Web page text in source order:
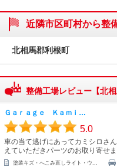
近隣市区町村から整
北相馬郡利根町
整備工場レビュー【北相
Ｇａｒａｇｅ Ｋａｍｉ…
5.0
車の当て逃げにあってカミシロさ
えていただきパーツのお取り寄せ
塗装キズ・へこみ直しライト・ウ...